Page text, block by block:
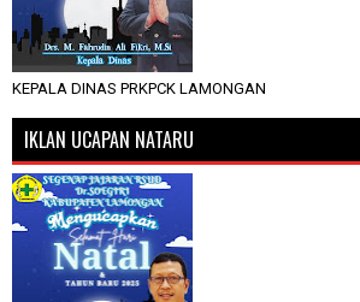
KEPALA DINAS PRKPCK LAMONGAN
IKLAN UCAPAN NATARU